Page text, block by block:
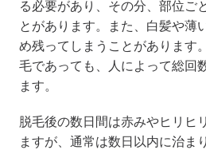
る必要があり、その分、部位ご
とがあります。また、白髪や薄
め残ってしまうことがあります
毛であっても、人によって総回
ます。
脱毛後の数日間は赤みやヒリヒ
ますが、通常は数日以内に治ま